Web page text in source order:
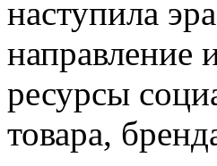
наступила
направление
ресурсы
товара,